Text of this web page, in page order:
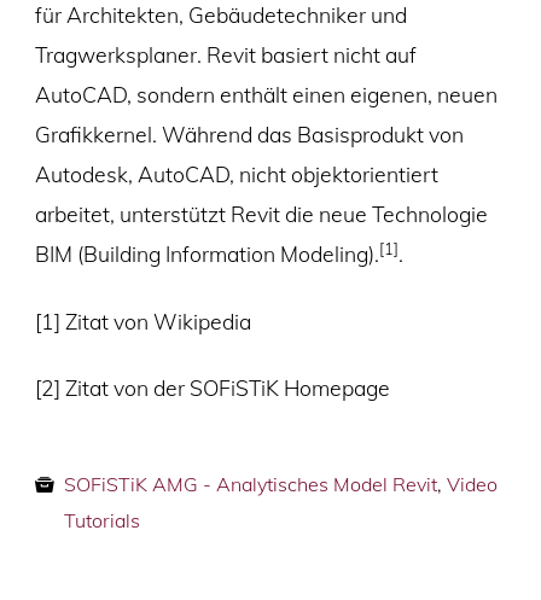
für Architekten, Gebäudetechniker und
Tragwerksplaner. Revit basiert nicht auf
AutoCAD, sondern enthält einen eigenen, neuen
Grafikkernel. Während das Basisprodukt von
Autodesk, AutoCAD, nicht objektorientiert
arbeitet, unterstützt Revit die neue Technologie
BIM (Building Information Modeling).[1].
[1] Zitat von Wikipedia
[2] Zitat von der SOFiSTiK Homepage
SOFiSTiK AMG - Analytisches Model Revit, Video
Tutorials